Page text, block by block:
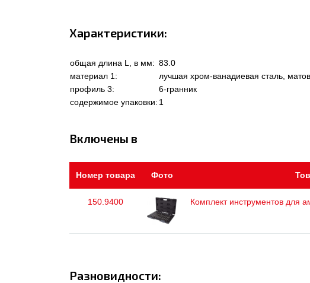
Характеристики:
общая длина L, в мм: 83.0
материал 1:
лучшая хром-ванадиевая сталь,
профиль 3:
6-гранник
содержимое упаковки: 1
Включены в
Номер товара Фото
150.9400 Комплект инструментов для
Разновидности: